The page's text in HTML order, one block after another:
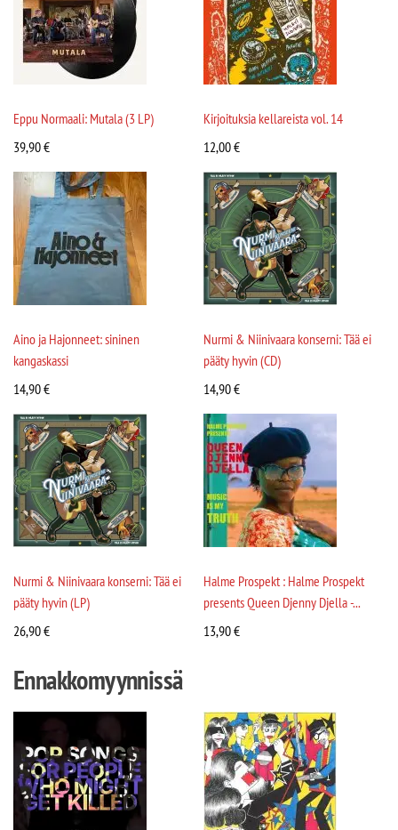
Eppu Normaali: Mutala (3 LP)
39,90€
Kirjoituksia kellareista vol. 14
12,00€
Aino ja Hajonneet: sininen
kangaskassi
14,90€
Nurmi & Niinivaara konserni: Tää ei
pääty hyvin (CD)
14,90€
Nurmi & Niinivaara konserni: Tää ei
pääty hyvin (LP)
26,90€
Halme Prospekt : Halme Prospekt
presents Queen Djenny Djella -...
13,90€
Ennakkomyynnissä